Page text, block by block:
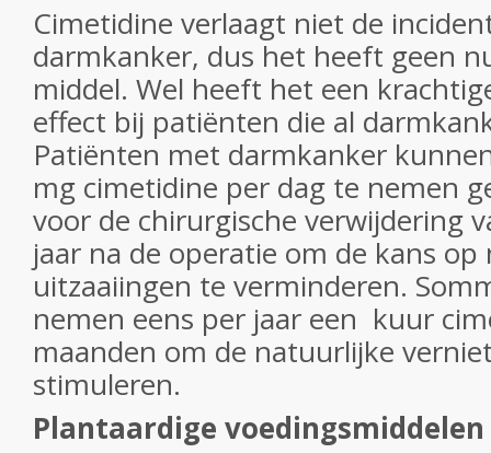
Cimetidine verlaagt niet de
darmkanker, dus het heeft geen
middel. Wel heeft het een
effect bij patiënten die al
Patiënten met darmkanker
mg cimetidine per dag te nemen
voor de chirurgische verwijdering
jaar na de operatie om de kans
uitzaaiingen te verminderen.
nemen eens per jaar een kuur
maanden om de natuurlijke
stimuleren.
Plantaardige voedingsmiddelen